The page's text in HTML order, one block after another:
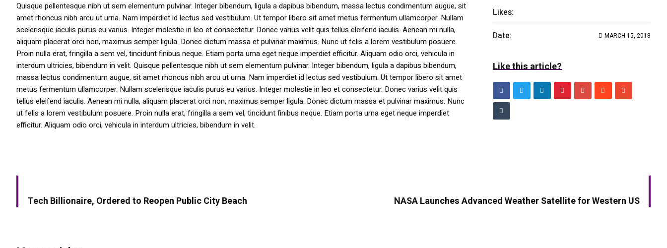
Quisque pellentesque nibh ut sem elementum pulvinar. Integer bibendum, ligula a dapibus bibendum, massa lectus condimentum augue, sit
amet rhoncus nibh arcu ut urna. Nam imperdiet id lectus sed vestibulum. Ut tempor libero sit amet metus fermentum ullamcorper. Nullam
scelerisque iaculis purus eu varius. Integer molestie in leo et consectetur. Donec varius velit quis tellus eleifend iaculis. Aenean mi nulla,
aliquam placerat orci non, maximus semper ligula. Donec dictum massa et pulvinar maximus. Nunc ut felis a lorem vestibulum posuere.
Proin nulla erat, fringilla a sem vel, tincidunt finibus neque. Etiam porta urna eget neque imperdiet efficitur. Aliquam odio orci, vehicula in
interdum ultricies, bibendum in velit. Quisque pellentesque nibh ut sem elementum pulvinar. Integer bibendum, ligula a dapibus bibendum,
massa lectus condimentum augue, sit amet rhoncus nibh arcu ut urna. Nam imperdiet id lectus sed vestibulum. Ut tempor libero sit amet
metus fermentum ullamcorper. Nullam scelerisque iaculis purus eu varius. Integer molestie in leo et consectetur. Donec varius velit quis
tellus eleifend iaculis. Aenean mi nulla, aliquam placerat orci non, maximus semper ligula. Donec dictum massa et pulvinar maximus. Nunc
ut felis a lorem vestibulum posuere. Proin nulla erat, fringilla a sem vel, tincidunt finibus neque. Etiam porta urna eget neque imperdiet
efficitur. Aliquam odio orci, vehicula in interdum ultricies, bibendum in velit.
Likes:
Date: MARCH 15, 2018
Like this article?
Tech Billionaire, Ordered to Reopen Public City Beach NASA Launches Advanced Weather Satellite for Western US